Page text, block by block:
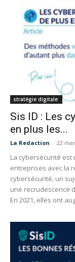
stratégie digitale
Sis ID : Les
en plus les...
La Redaction - 22
La cybersécurité
entreprises avec la
cybersécurité, un
une recrudescence
En 2021, elles ont